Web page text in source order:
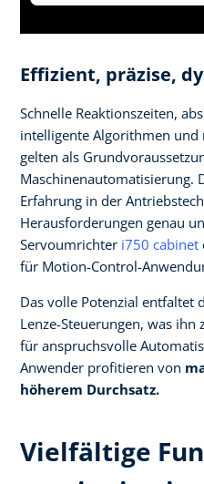
Effizient, präzise,
Schnelle Reaktionszeiten,
intelligente Algorithmen
gelten als
Maschinenautomatisierung.
Erfahrung in der
Herausforderungen genau
Servoumrichter i750 cabinet
für Motion-Control-
Das volle Potenzial entfaltet
Lenze-Steuerungen, was
für anspruchsvolle
Anwender profitieren von
höherem Durchsatz.
Vielfältige